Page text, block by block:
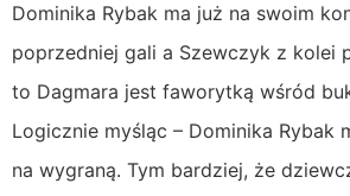
Dominika Rybak ma już na swoim
poprzedniej gali a Szewczyk z kolei
to Dagmara jest faworytką wśród
Logicznie myśląc – Dominika Rybak
na wygraną. Tym bardziej, że